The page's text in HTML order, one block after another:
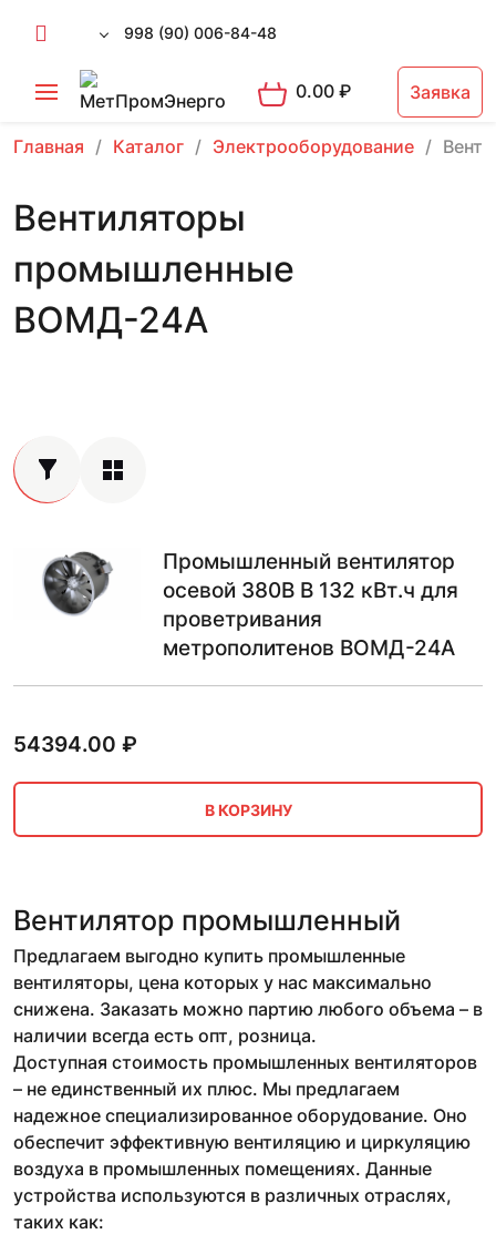
998 (90) 006-84-48
0.00₽ Заявка
Главная Каталог Электрооборудование
Вентиляторы
промышленные
ВОМД-24А
Промышленный вентилятор
осевой 380В В 132 кВт.ч для
проветривания
метрополитенов ВОМД-24А
54394.00 ₽
В КОРЗИНУ
Вентилятор промышленный
Предлагаем выгодно купить промышленные
вентиляторы, цена которых у нас максимально
снижена. Заказать можно партию любого объема – в
наличии всегда есть опт, розница.
Доступная стоимость промышленных вентиляторов
– не единственный их плюс. Мы предлагаем
надежное специализированное оборудование. Оно
обеспечит эффективную вентиляцию и циркуляцию
воздуха в промышленных помещениях. Данные
устройства используются в различных отраслях,
таких как: